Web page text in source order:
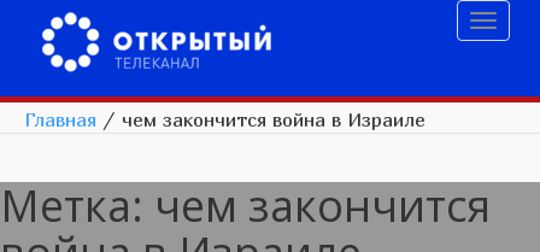
Главная / чем закончится война в Израиле
Метка: чем закончится